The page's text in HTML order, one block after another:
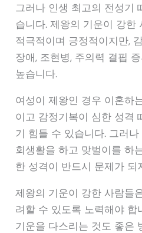
그러나 인생 최고의 전성기
습니다. 제왕의 기운이 강한
적극적이며 긍정적이지만,
장애, 조현병, 주의력 결핍
높습니다.
여성이 제왕인 경우 이혼하
이고 감정기복이 심한 성격
기 힘들 수 있습니다. 그러
회생활을 하고 맞벌이를 하
한 성격이 반드시 문제가 되
제왕의 기운이 강한 사람들
려할 수 있도록 노력해야 합
기운을 다스리는 것도 좋은